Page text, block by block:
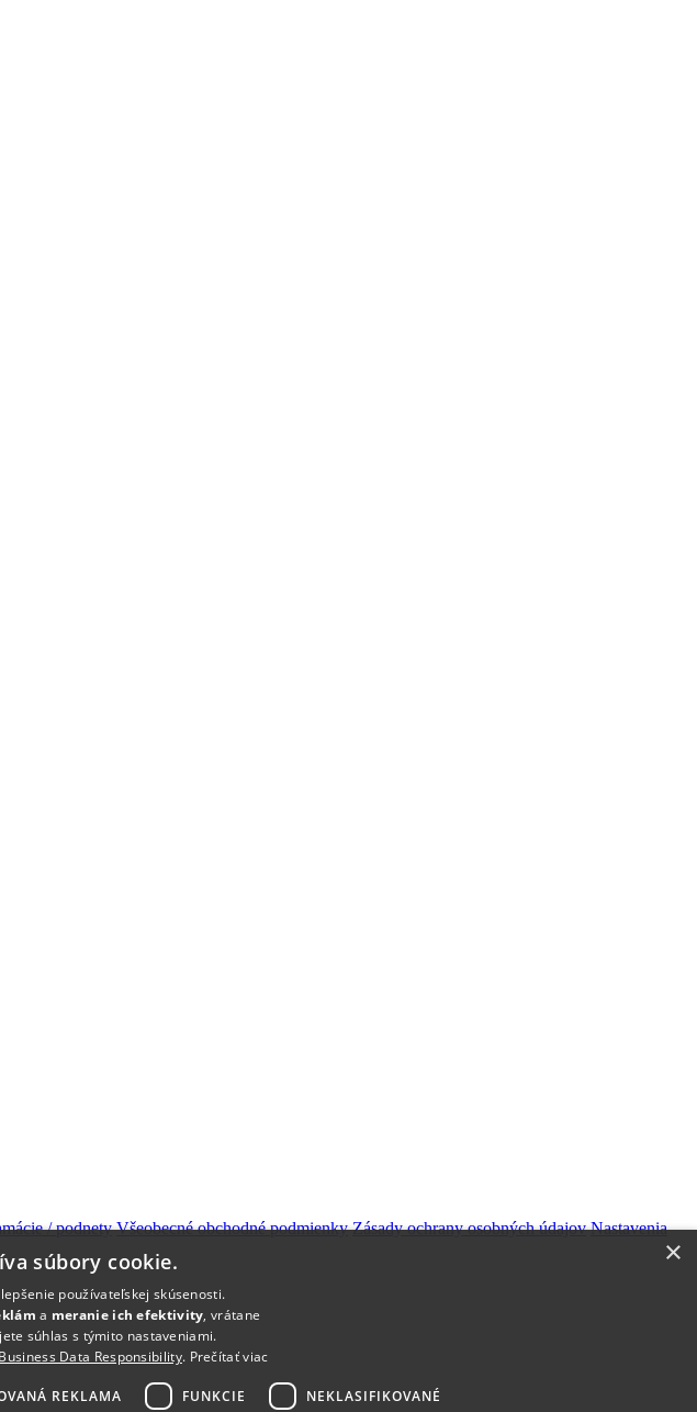
/ podnety Všeobecné obchodné podmienky Zásady ochrany osobných údajov Nastavenia
×
súbory cookie.
používateľskej skúsenosti.
a meranie ich efektivity, vrátane
súhlas s týmito nastaveniami.
Data Responsibility. Prečítať viac
REKLAMA FUNKCIE NEKLASIFIKOVANÉ